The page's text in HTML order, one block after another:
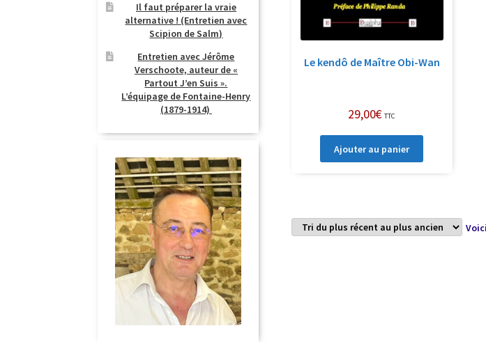
Le kendô de Maître Obi-Wan
29,00€ TTC
Ajouter au panier
Il faut préparer la vraie
alternative ! (Entretien avec
Scipion de Salm)
Entretien avec Jérôme
Verschoote, auteur de «
Partout J’en Suis ».
L’équipage de Fontaine-Henry
(1879-1914)